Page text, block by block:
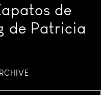
de
de Patricia